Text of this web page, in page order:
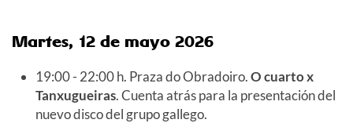
Martes, 12 de mayo 2026
19:00 - 22:00 h. Praza do Obradoiro.O cuarto x
Tanxugueiras. Cuenta atrás para la presentación del
nuevo disco del grupo gallego.